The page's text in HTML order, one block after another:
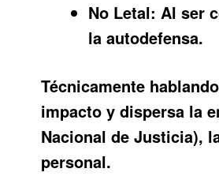
No Letal: Al ser
la autodefensa.
Técnicamente
impacto y dispersa la
Nacional de Justicia),
personal.